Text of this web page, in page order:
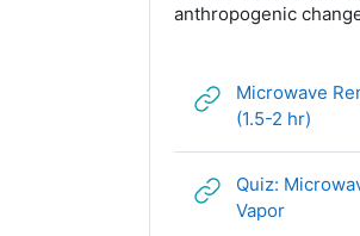
anthropogenic
Microwave
(1.5-2 hr)
Quiz:
Vapor